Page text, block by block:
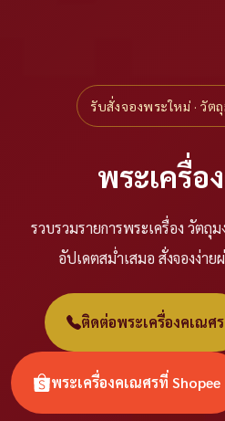
รับสั่งจองพระใหม่ · วัต
พระเครื่อ
รวบรวมรายการพระเครื่อง วัตถุ
อัปเดตสม่ำเสมอ สั่งจองง่า
ติดต่อพระเครื่องคเณศร
พระเครื่องคเณศรที่ Shopee